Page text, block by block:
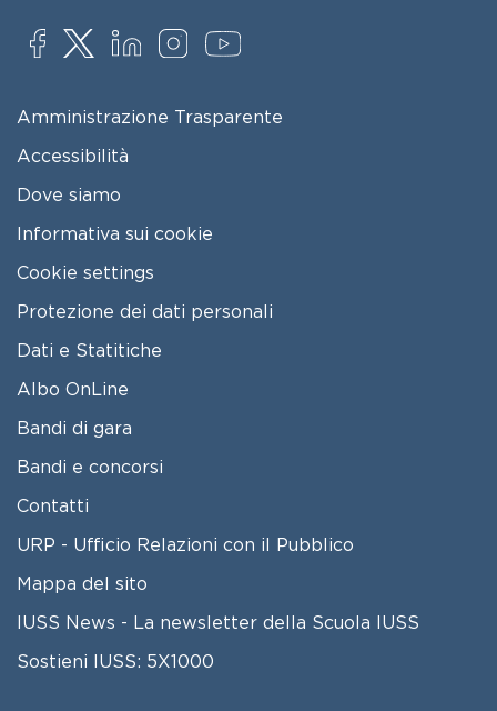
SOCIAL
FOOTER MENU
Amministrazione Trasparente
Accessibilità
Dove siamo
Informativa sui cookie
Cookie settings
Protezione dei dati personali
Dati e Statitiche
FOOTER 2
Albo OnLine
Bandi di gara
Bandi e concorsi
Contatti
URP - Ufficio Relazioni con il Pubblico
Mappa del sito
IUSS News - La newsletter della Scuola IUSS
Sostieni IUSS: 5X1000